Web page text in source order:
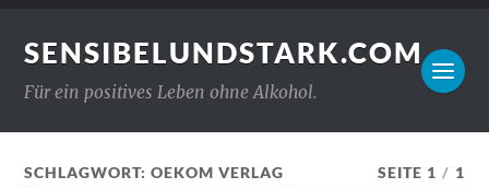
SENSIBELUNDSTARK.COM
Für ein positives Leben ohne Alkohol.
SCHLAGWORT:OEKOM VERLAG SEITE 1 / 1